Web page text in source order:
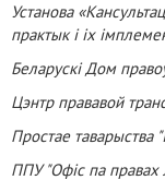
Установа
практык і іх
Беларускі Дом
Цэнтр прававой
Простае таварыства
ППУ "Офіс па правах